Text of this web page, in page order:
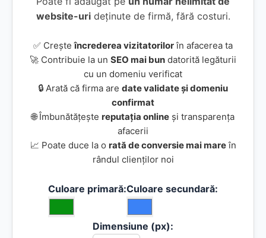
website-urideținute de firmă, fără costuri.
✅ Creșteîncrederea vizitatorilorîn afacerea ta
🚀 Contribuie la un SEO mai bun datorită legăturii
cu un domeniu verificat
🔒 Arată că firma are date validate și domeniu
confirmat
🌐 Îmbunătățește reputația online și transparența
afacerii
📈 Poate duce la o rată de conversie mai mareîn
rândul clienților noi
Culoare primară:Culoare secundară:
Dimensiune (px):